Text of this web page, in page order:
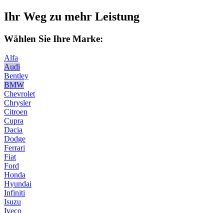
Ihr Weg zu mehr Leistung
Wählen Sie Ihre Marke:
Alfa
Audi
Bentley
BMW
Chevrolet
Chrysler
Citroen
Cupra
Dacia
Dodge
Ferrari
Fiat
Ford
Honda
Hyundai
Infiniti
Isuzu
Iveco